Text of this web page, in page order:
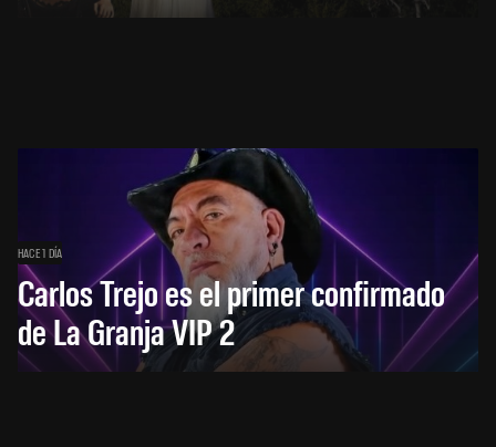
HACE 1 DÍA
Carlos Trejo es el primer confirmado
de La Granja VIP 2